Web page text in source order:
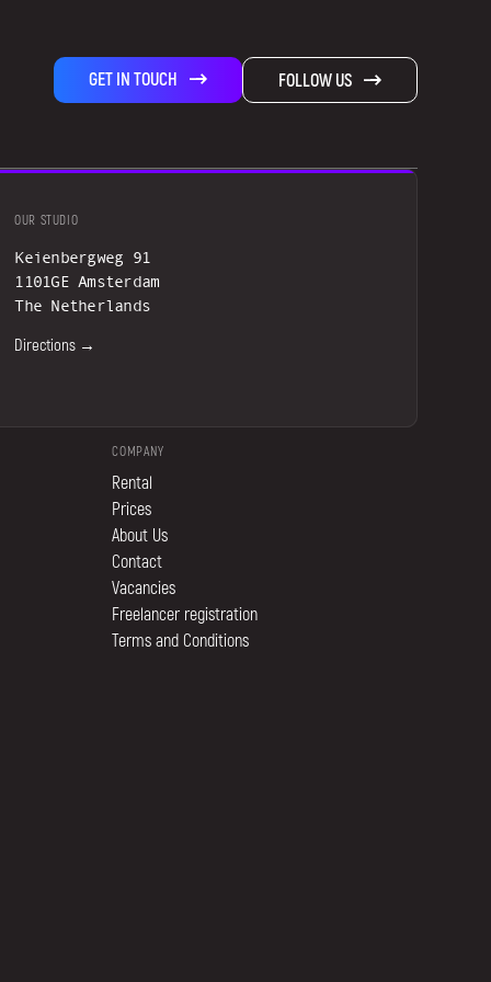
GET IN TOUCH FOLLOW US
OUR STUDIO
Keienbergweg 91
1101GE Amsterdam
The Netherlands
Directions →
COMPANY
Rental
Prices
About Us
Contact
Vacancies
Freelancer registration
Terms and Conditions